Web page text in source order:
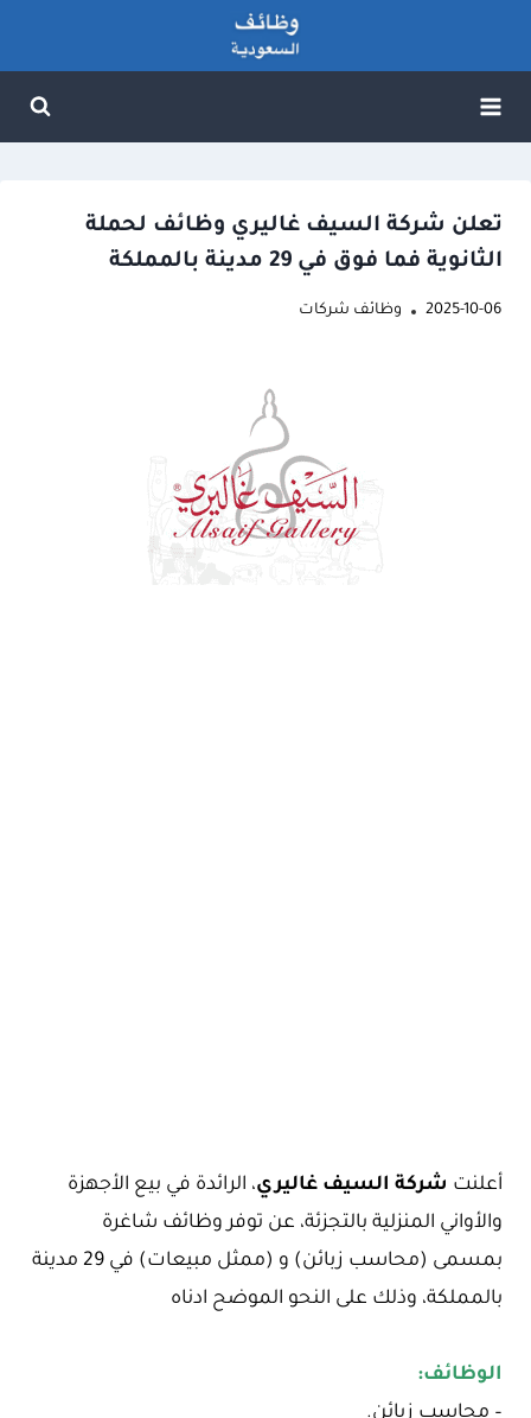
المحتوى
تعلن شركة السيف غاليري وظائف لحملة
الثانوية فما فوق في 29 مدينة بالمملكة
2025-10-06 وظائف شركات
أعلنت شركة السيف غاليري، الرائدة في بيع الأجهزة
والأواني المنزلية بالتجزئة، عن توفر وظائف شاغرة
بمسمى (محاسب زبائن) و (ممثل مبيعات) في 29 مدينة
بالمملكة، وذلك على النحو الموضح ادناه
الوظائف:
– محاسب زبائن.